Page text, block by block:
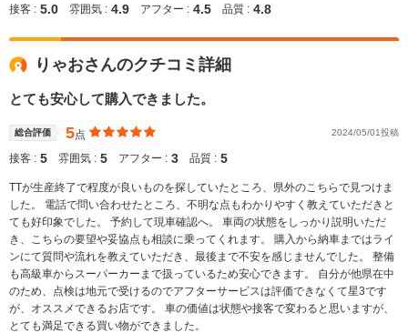
接客 : 5.0 雰囲気 : 4.9 アフター : 4.5 品質 : 4.8
りゃおさんのクチコミ詳細
とても安心して購入できました。
総合評価 5点 2024/05/01投稿
接客 : 5 雰囲気 : 5 アフター : 3 品質 : 5
TTが生産終了で程度が良いものを探していたところ、県外のこちらで見つけま
した。 電話で問い合わせたところ、不明な点もわかりやすく教えていただきと
ても好印象でした。 予約して現車確認へ。 車両の状態をしっかり説明いただ
き、こちらの要望や妥協点も相談に乗ってくれます。 購入から納車まではライ
ンにて質問や流れを教えていただき、最後まで不安を感じませんでした。 整備
も高級車からスーパーカーまで扱っているため安心できます。 自分が他県在中
のため、点検は地元で受けるのでアフターサービスは評価できなくて星3です
が、オススメできるお店です。 車の価値は状態や接客で変わると思いますが、
とても満足できる買い物ができました。